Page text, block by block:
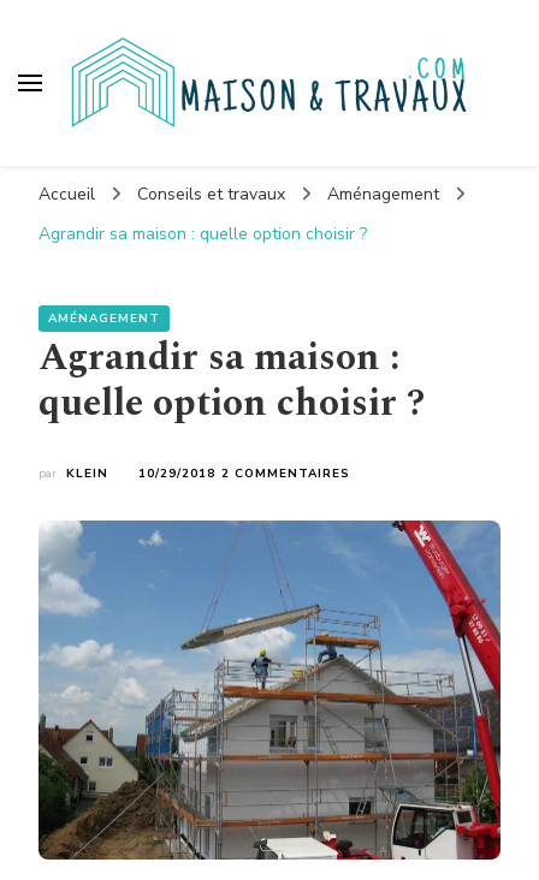
Accueil Conseils et travaux
Aménagement
Agrandir sa maison : quelle option choisir ?
AMÉNAGEMENT
Agrandir sa maison :
quelle option choisir ?
par KLEIN 10/29/2018 2 COMMENTAIRES
MAISON :